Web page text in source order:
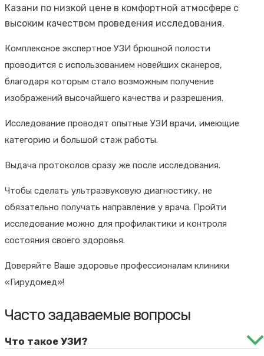
Казани по низкой цене в комфортной атмосфере с
высоким качеством проведения исследования.
Комплексное экспертное УЗИ брюшной полости
проводится с использованием новейших сканеров,
благодаря которым стало возможным получение
изображений высочайшего качества и разрешения.
Исследование проводят опытные УЗИ врачи, имеющие
категорию и большой стаж работы.
Выдача протоколов сразу же после исследования.
Чтобы сделать ультразвуковую диагностику, не
обязательно получать направление у врача. Пройти
исследование можно для профилактики и контроля
состояния своего здоровья.
Доверяйте Ваше здоровье профессионалам клиники
«Гирудомед»!
Часто задаваемые вопросы
Что такое УЗИ?